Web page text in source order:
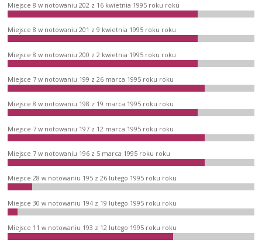
Miejsce 8 w notowaniu 202 z 16 kwietnia 1995 roku roku
Miejsce 8 w notowaniu 201 z 9 kwietnia 1995 roku roku
Miejsce 8 w notowaniu 200 z 2 kwietnia 1995 roku roku
Miejsce 7 w notowaniu 199 z 26 marca 1995 roku roku
Miejsce 8 w notowaniu 198 z 19 marca 1995 roku roku
Miejsce 7 w notowaniu 197 z 12 marca 1995 roku roku
Miejsce 7 w notowaniu 196 z 5 marca 1995 roku roku
Miejsce 28 w notowaniu 195 z 26 lutego 1995 roku roku
Miejsce 30 w notowaniu 194 z 19 lutego 1995 roku roku
Miejsce 11 w notowaniu 193 z 12 lutego 1995 roku roku